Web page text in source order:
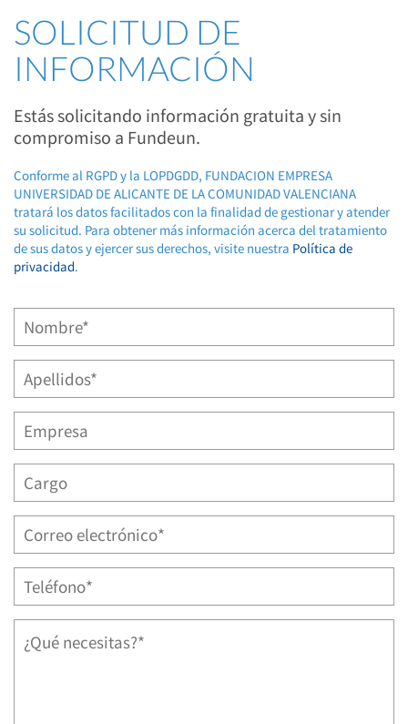
SOLICITUD DE
INFORMACIÓN
Estás solicitando información gratuita y sin
compromiso a Fundeun.
Conforme al RGPD y la LOPDGDD, FUNDACION EMPRESA
UNIVERSIDAD DE ALICANTE DE LA COMUNIDAD VALENCIANA
tratará los datos facilitados con la finalidad de gestionar y atender
su solicitud. Para obtener más información acerca del tratamiento
de sus datos y ejercer sus derechos, visite nuestra Política de
privacidad.